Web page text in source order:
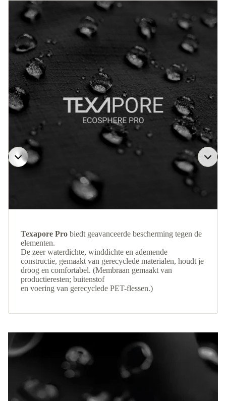
Texapore Pro biedt geavanceerde bescherming tegen de
elementen.
De zeer waterdichte, winddichte en ademende
constructie, gemaakt van gerecyclede materialen, houdt je
droog en comfortabel. (Membraan gemaakt van
productieresten; buitenstof
en voering van gerecyclede PET-flessen.)